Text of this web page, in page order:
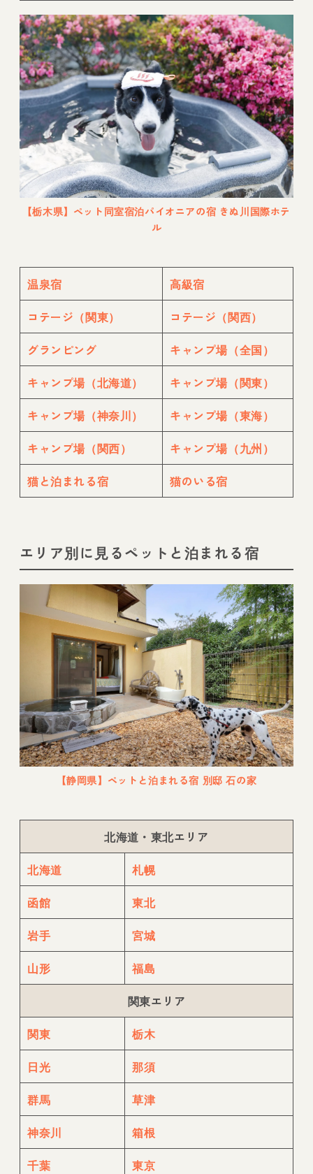
【栃木県】ペット同室宿泊パイオニアの宿 きぬ川国際ホテ
ル
温泉宿
高級宿
コテージ（関東）
コテージ（関西）
グランピング
キャンプ場（全国）
キャンプ場（北海道）
キャンプ場（関東）
キャンプ場（神奈川）
キャンプ場（東海）
キャンプ場（関西）
キャンプ場（九州）
猫と泊まれる宿
猫のいる宿
エリア別に見るペットと泊まれる宿
【静岡県】ペットと泊まれる宿 別邸 石の家
北海道・東北エリア
北海道
札幌
函館
東北
岩手
宮城
山形
福島
関東エリア
関東
栃木
日光
那須
群馬
草津
神奈川
箱根
千葉
東京